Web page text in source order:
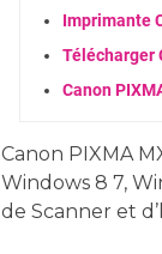
Imprimante
Télécharger
Canon
Canon PIXMA
Windows 8 7,
de Scanner et